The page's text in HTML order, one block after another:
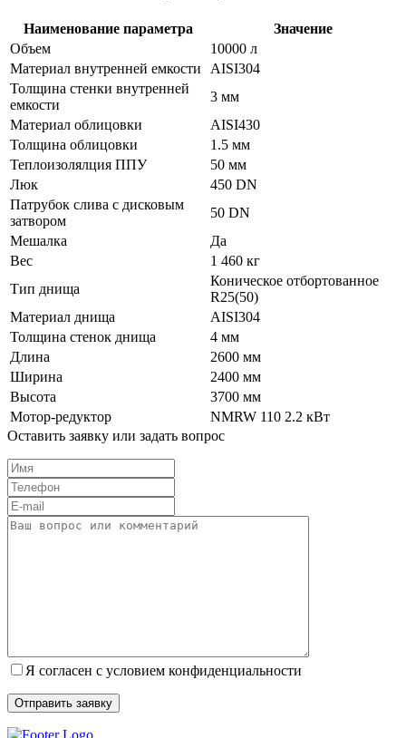
Наименование параметра
Значение
Объем
10000 л
Материал внутренней емкости
AISI304
Толщина стенки внутренней
емкости
3 мм
Материал облицовки
AISI430
Толщина облицовки
1.5 мм
Теплоизолялция ППУ
50 мм
Люк
450 DN
Патрубок слива с дисковым
затвором
50 DN
Мешалка
Да
Вес
1 460 кг
Тип днища
Коническое отбортованное
R25(50)
Материал днища
AISI304
Толщина стенок днища
4 мм
Длина
2600 мм
Ширина
2400 мм
Высота
3700 мм
Мотор-редуктор
NMRW 110 2.2 кВт
Оставить заявку или задать вопрос
Я согласен с условием конфиденциальности